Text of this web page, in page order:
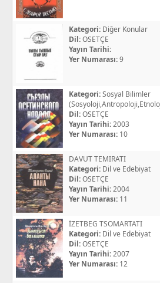
Kategori: Diğer Konular
Dil:OSETÇE
Yayın Tarihi:
Yer Numarası:9
Kategori:Sosyal Bilimler
Dil:OSETÇE
Yayın Tarihi:2003
Yer Numarası: 10
DAVUT TEMIRATI
Kategori: Dil ve Edebiyat
Dil:OSETÇE
Yayın Tarihi:2004
Yer Numarası: 11
İZETBEG TSOMARTATI
Kategori: Dil ve Edebiyat
Dil:OSETÇE
Yayın Tarihi:2007
Yer Numarası: 12